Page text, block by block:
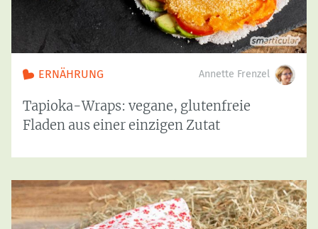
ERNÄHRUNG Annette Frenzel
Tapioka-Wraps: vegane, glutenfreie
Fladen aus einer einzigen Zutat